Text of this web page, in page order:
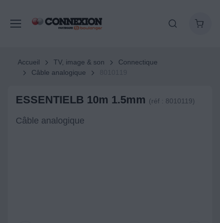
Accueil TV, image & son
Connectique
Câble analogique
ESSENTIELB 10m 1.5mm (réf : 8010119)
Câble analogique